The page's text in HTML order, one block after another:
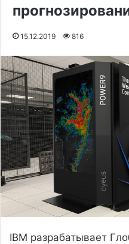
15.12.2019 816
IBM разрабатывает